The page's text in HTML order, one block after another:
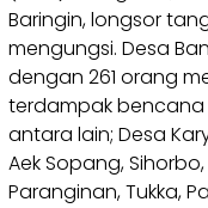
Baringin, longsor
mengungsi. Desa
dengan 261 orang
terdampak
antara lain; Desa
Aek Sopang,
Paranginan, Tukka,